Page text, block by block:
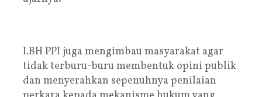
LBH PPI juga mengimbau masyarakat agar
tidak terburu-buru membentuk opini publik
dan menyerahkan sepenuhnya penilaian